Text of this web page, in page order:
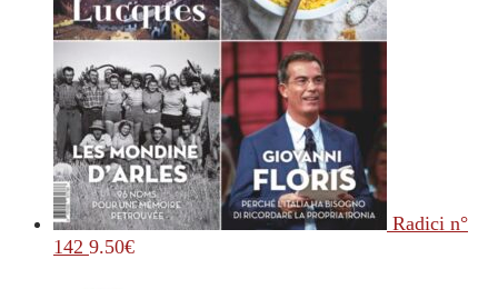
Radici n°
142 9.50€